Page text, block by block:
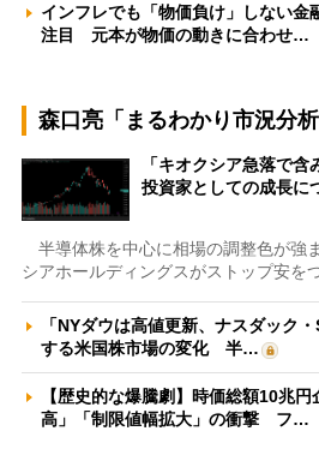
インフレでも「物価負け」しない金
注目 元本が物価の動きに合わせ…
森口亮「まるわかり市況分析
「キオクシア急落で
投資家としての成長
半導体株を中心に相場の調整色が強
シアホールディングスがストップ安を
「NYダウは高値更新、ナスダック
する米国株市場の変化 半…
【歴史的な爆騰劇】時価総額10兆
高」「制限値幅拡大」の衝撃 フ…